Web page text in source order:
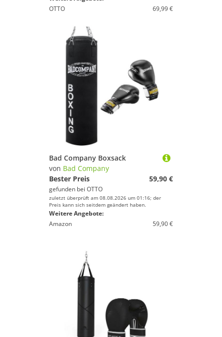
OTTO
69,99 €
Bad Company Boxsack
von Bad Company
Bester Preis
59,90 €
gefunden bei OTTO
zuletzt überprüft am 08.08.2026 um 01:16; der
Preis kann sich seitdem geändert haben.
Weitere Angebote:
Amazon
59,90 €